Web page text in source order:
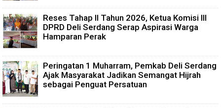
Reses Tahap II Tahun 2026, Ketua Komisi III
DPRD Deli Serdang Serap Aspirasi Warga
Hamparan Perak
Peringatan 1 Muharram, Pemkab Deli Serdang
Ajak Masyarakat Jadikan Semangat Hijrah
sebagai Penguat Persatuan